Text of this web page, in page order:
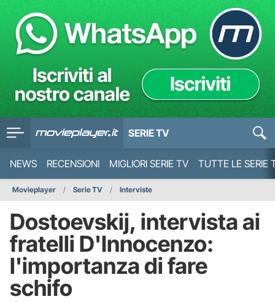
SERIE TV
NEWS RECENSIONI MIGLIORI SERIE TV TUTTE LE SERIE
Movieplayer Serie TV Interviste
Dostoevskij, intervista ai
fratelli D'Innocenzo:
l'importanza di fare
schifo